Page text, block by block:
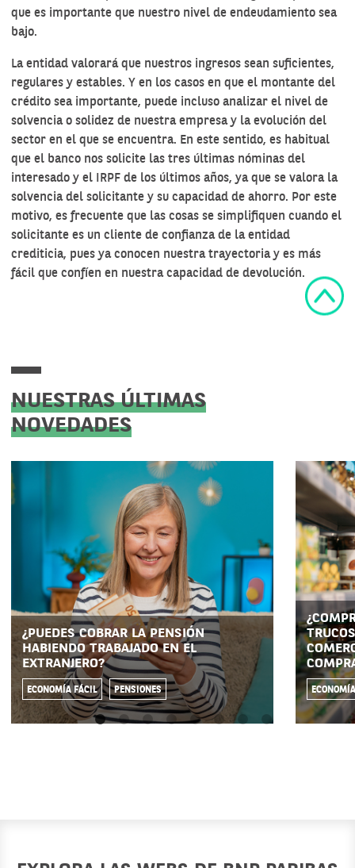
que es importante que nuestro nivel de endeudamiento sea
bajo.
La entidad valorará que nuestros ingresos sean suficientes,
regulares y estables. Y en los casos en que el montante del
crédito sea importante, puede incluso analizar el nivel de
solvencia o solidez de nuestra empresa y la evolución del
sector en el que se encuentra. En este sentido, es habitual
que el banco nos solicite las tres últimas nóminas del
interesado y el IRPF de los últimos años, ya que se valora la
solvencia del solicitante y su capacidad de ahorro. Por este
motivo, es frecuente que las cosas se simplifiquen cuando el
solicitante es un cliente de confianza de la entidad
crediticia, pues ya conocen nuestra trayectoria y es más
fácil que confíen en nuestra capacidad de devolución.
NUESTRAS ÚLTIMAS
NOVEDADES
¿PUEDES COBRAR LA PENSIÓN
HABIENDO TRABAJADO EN EL
EXTRANJERO?
ECONOMÍA FÁCIL PENSIONES